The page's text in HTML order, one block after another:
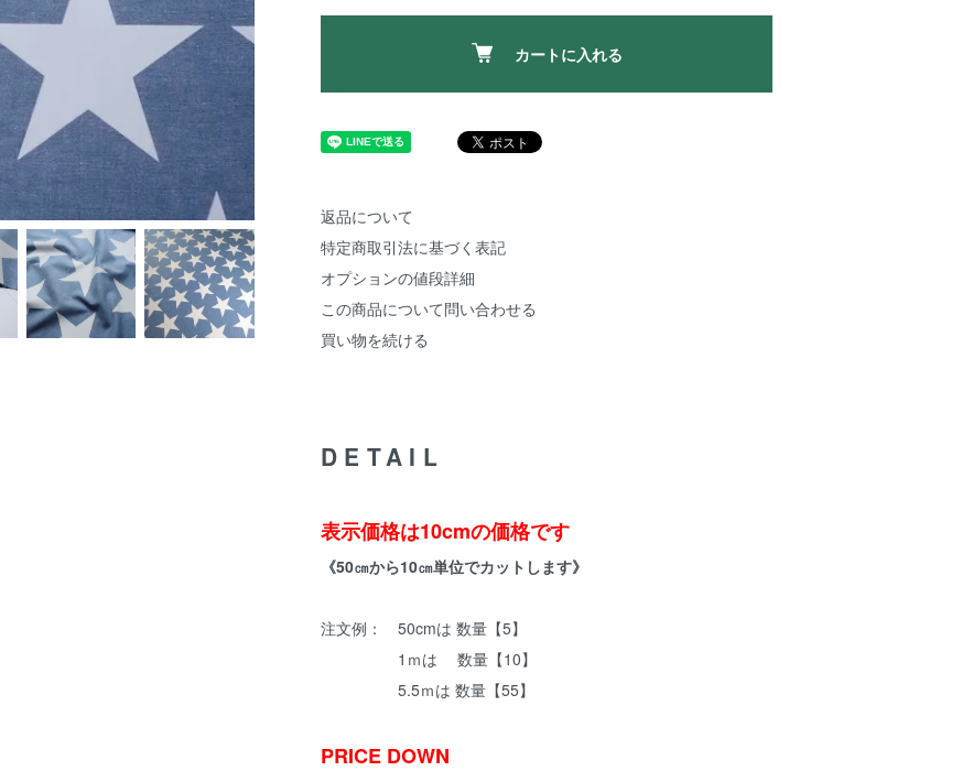
カートに入れる
返品について
特定商取引法に基づく表記
オプションの値段詳細
この商品について問い合わせる
買い物を続ける
DETAIL
表示価格は10cmの価格です
《50㎝から10㎝単位でカットします》
注文例： 50cmは 数量【5】
1ｍは 数量【10】
5.5ｍは 数量【55】
PRICE DOWN